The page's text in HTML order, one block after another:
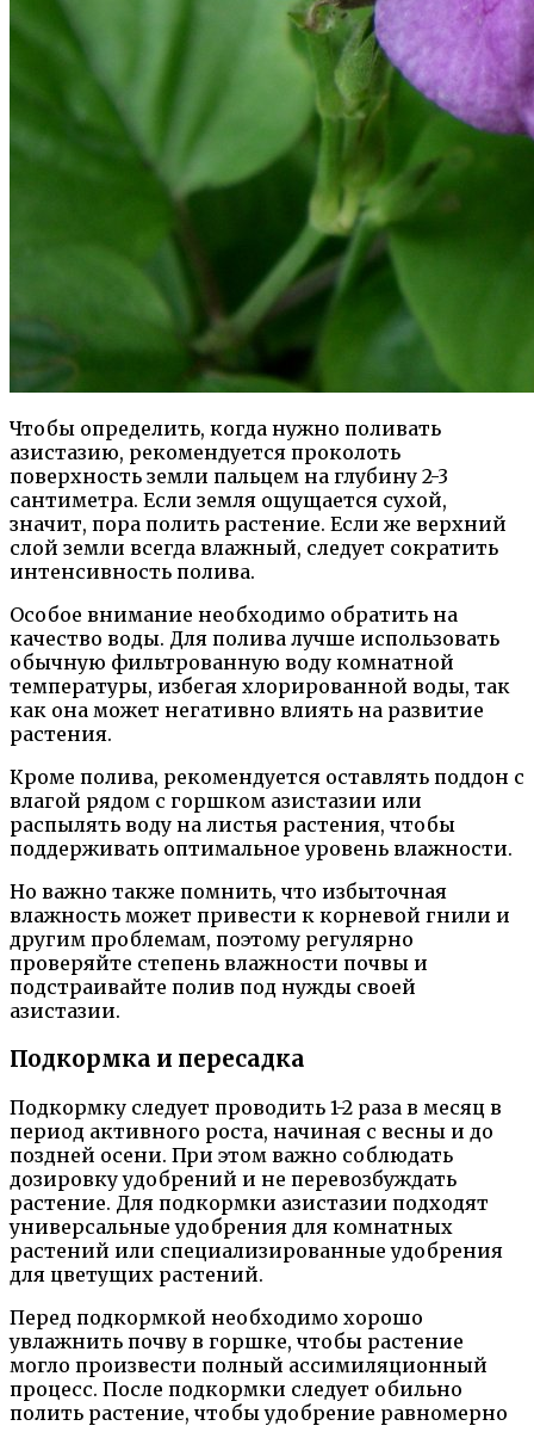
Чтобы определить, когда нужно поливать
азистазию, рекомендуется проколоть
поверхность земли пальцем на глубину 2-3
сантиметра. Если земля ощущается сухой,
значит, пора полить растение. Если же верхний
слой земли всегда влажный, следует сократить
интенсивность полива.
Особое внимание необходимо обратить на
качество воды. Для полива лучше использовать
обычную фильтрованную воду комнатной
температуры, избегая хлорированной воды, так
как она может негативно влиять на развитие
растения.
Кроме полива, рекомендуется оставлять поддон с
влагой рядом с горшком азистазии или
распылять воду на листья растения, чтобы
поддерживать оптимальное уровень влажности.
Но важно также помнить, что избыточная
влажность может привести к корневой гнили и
другим проблемам, поэтому регулярно
проверяйте степень влажности почвы и
подстраивайте полив под нужды своей
азистазии.
Подкормка и пересадка
Подкормку следует проводить 1-2 раза в месяц в
период активного роста, начиная с весны и до
поздней осени. При этом важно соблюдать
дозировку удобрений и не перевозбуждать
растение. Для подкормки азистазии подходят
универсальные удобрения для комнатных
растений или специализированные удобрения
для цветущих растений.
Перед подкормкой необходимо хорошо
увлажнить почву в горшке, чтобы растение
могло произвести полный ассимиляционный
процесс. После подкормки следует обильно
полить растение, чтобы удобрение равномерно